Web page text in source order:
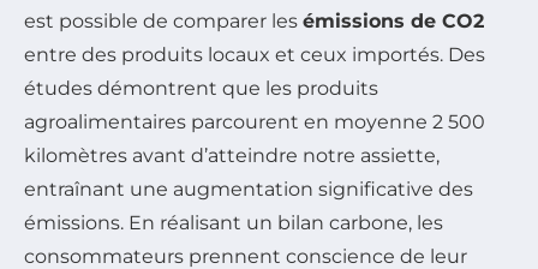
est possible de comparer les émissions de CO2
entre des produits locaux et ceux importés. Des
études démontrent que les produits
agroalimentaires parcourent en moyenne 2 500
kilomètres avant d’atteindre notre assiette,
entraînant une augmentation significative des
émissions. En réalisant un bilan carbone, les
consommateurs prennent conscience de leur